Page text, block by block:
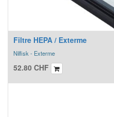
Filtre HEPA / Exterme
Nilfisk - Exterme
52.80 CHF